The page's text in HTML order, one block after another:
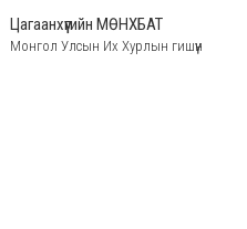
Цагаанхүүгийн МӨНХБАТ
Монгол Улсын Их Хурлын гишүүн